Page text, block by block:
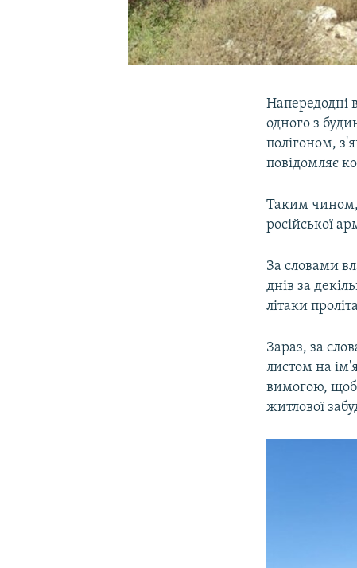
Напередодні
одного з
полігоном,
повідомляє
Таким чином,
російської
За словами
днів за
літаки
Зараз, за
листом на
вимогою, щоб
житлової